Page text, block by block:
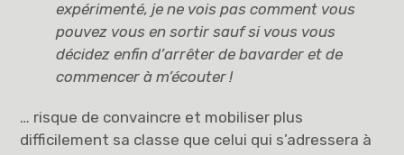
expérimenté, je ne vois pas comment vous
pouvez vous en sortir sauf si vous vous
décidez enfin d’arrêter de bavarder et de
commencer à m’écouter !
… risque de convaincre et mobiliser plus
difficilement sa classe que celui qui s’adressera à